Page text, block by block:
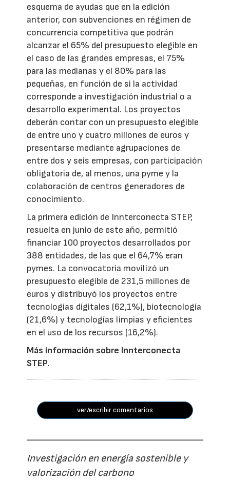
esquema de ayudas que en la edición
anterior, con subvenciones en régimen de
concurrencia competitiva que podrán
alcanzar el 65% del presupuesto elegible en
el caso de las grandes empresas, el 75%
para las medianas y el 80% para las
pequeñas, en función de si la actividad
corresponde a investigación industrial o a
desarrollo experimental. Los proyectos
deberán contar con un presupuesto elegible
de entre uno y cuatro millones de euros y
presentarse mediante agrupaciones de
entre dos y seis empresas, con participación
obligatoria de, al menos, una pyme y la
colaboración de centros generadores de
conocimiento.
La primera edición de Innterconecta STEP,
resuelta en junio de este año, permitió
financiar 100 proyectos desarrollados por
388 entidades, de las que el 64,7% eran
pymes. La convocatoria movilizó un
presupuesto elegible de 231,5 millones de
euros y distribuyó los proyectos entre
tecnologías digitales (62,1%), biotecnología
(21,6%) y tecnologías limpias y eficientes
en el uso de los recursos (16,2%).
Más información sobre Innterconecta
STEP.
ver/escribir comentarios
Investigación en energía sostenible y
valorización del carbono